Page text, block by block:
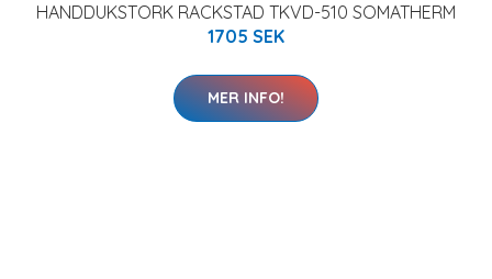
HANDDUKSTORK RACKSTAD TKVD-510 SOMATHERM
1705 SEK
MER INFO!